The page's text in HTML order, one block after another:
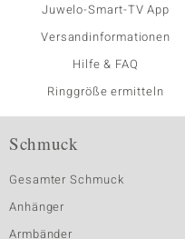
Juwelo-Smart-TV App
Versandinformationen
Hilfe & FAQ
Ringgröße ermitteln
Schmuck
Gesamter Schmuck
Anhänger
Armbänder